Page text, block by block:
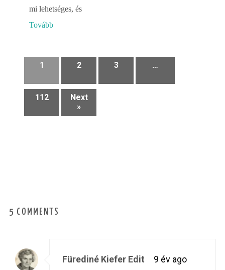
mi lehetséges, és
Tovább
1 2 3 …
112
Next
»
5 COMMENTS
Fürediné Kiefer Edit 9 év ago